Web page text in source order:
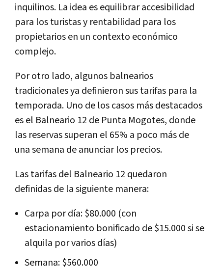
inquilinos. La idea es equilibrar accesibilidad
para los turistas y rentabilidad para los
propietarios en un contexto económico
complejo.
Por otro lado, algunos balnearios
tradicionales ya definieron sus tarifas para la
temporada. Uno de los casos más destacados
es el Balneario 12 de Punta Mogotes, donde
las reservas superan el 65% a poco más de
una semana de anunciar los precios.
Las tarifas del Balneario 12 quedaron
definidas de la siguiente manera:
Carpa por día: $80.000 (con
estacionamiento bonificado de $15.000 si se
alquila por varios días)
Semana: $560.000